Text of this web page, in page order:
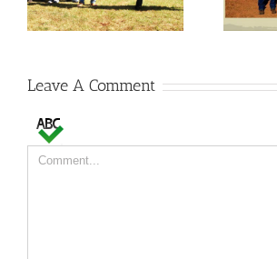
Leave A Comment
Comment